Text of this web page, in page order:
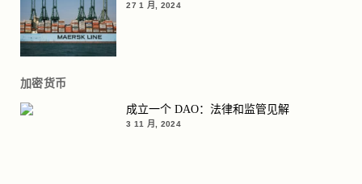
27 1 月, 2024
加密货币
成立一个 DAO：法律和监管见解
3 11 月, 2024